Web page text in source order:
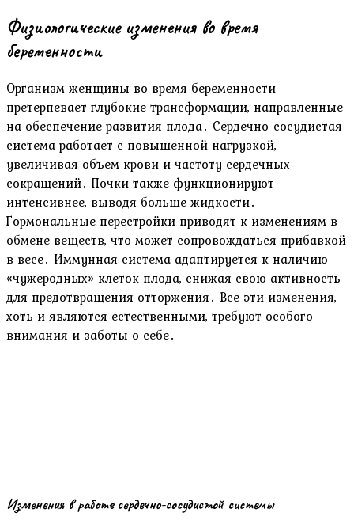
Физиологические изменения во время
беременности
Организм женщины во время беременности
претерпевает глубокие трансформации, направленные
на обеспечение развития плода․ Сердечно-сосудистая
система работает с повышенной нагрузкой,
увеличивая объем крови и частоту сердечных
сокращений․ Почки также функционируют
интенсивнее, выводя больше жидкости․
Гормональные перестройки приводят к изменениям в
обмене веществ, что может сопровождаться прибавкой
в весе․ Иммунная система адаптируется к наличию
«чужеродных» клеток плода, снижая свою активность
для предотвращения отторжения․ Все эти изменения,
хоть и являются естественными, требуют особого
внимания и заботы о себе․
Изменения в работе сердечно-сосудистой системы